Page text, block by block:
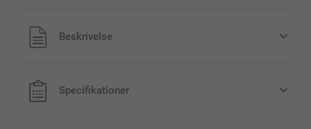
Alle priser inklusive moms og uden
forsendelsesomkostninger
Beskrivelse
Specifikationer